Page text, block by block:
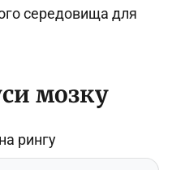
середовища для
мозку